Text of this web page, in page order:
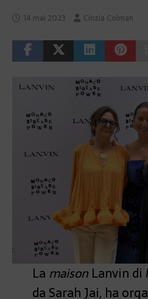
14 mai 2023 Cinzia Colman
La maisonLanvin di
da Sarah Jai, ha